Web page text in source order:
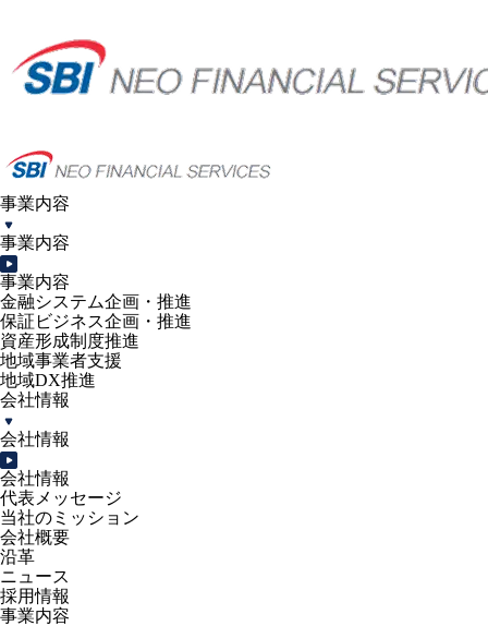
事業内容
事業内容
事業内容
金融システム企画・推進
保証ビジネス企画・推進
資産形成制度推進
地域事業者支援
地域DX推進
会社情報
会社情報
会社情報
代表メッセージ
当社のミッション
会社概要
沿革
ニュース
採用情報
事業内容